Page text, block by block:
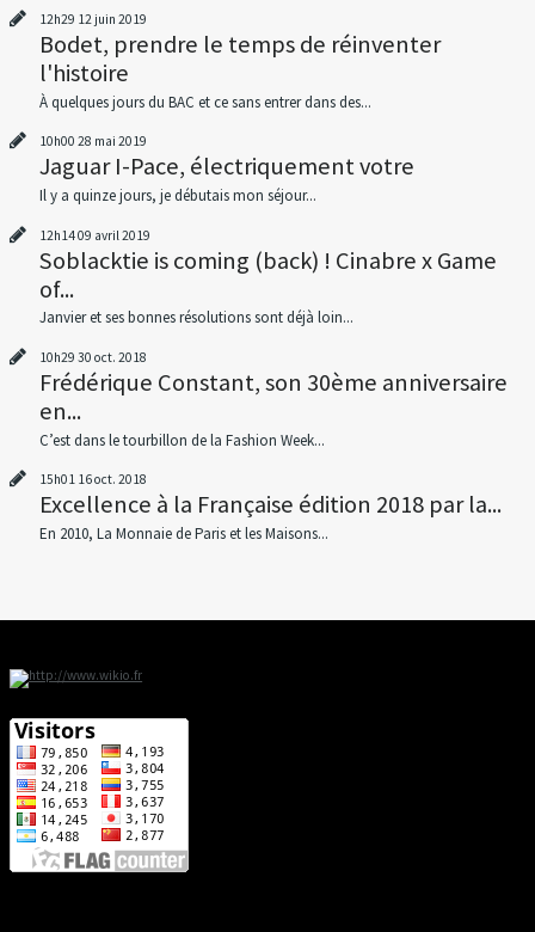
12h29 12 juin 2019
Bodet, prendre le temps de réinventer
l'histoire
À quelques jours du BAC et ce sans entrer dans des...
10h00 28 mai 2019
Jaguar I-Pace, électriquement votre
Il y a quinze jours, je débutais mon séjour...
12h1409 avril 2019
Soblacktie is coming (back) ! Cinabre x Game
of...
Janvier et ses bonnes résolutions sont déjà loin...
10h29 30 oct. 2018
Frédérique Constant, son 30ème anniversaire
en...
C’est dans le tourbillon de la Fashion Week...
15h01 16oct. 2018
Excellence à la Française édition 2018 par la...
En 2010, La Monnaie de Paris et les Maisons...